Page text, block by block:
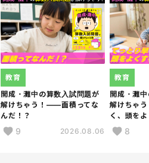
開成・灘中の算数入試問題が
解けちゃう！――面積ってな
んだ！？
教育
9 2026.08.06
開成・灘
解けちゃ
く、頭を
教育
8